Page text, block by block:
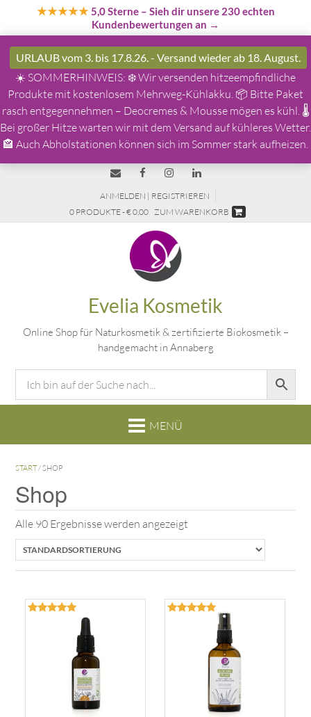
★★★★★5,0 Sterne– Sieh dir unsere 230 echten
Kundenbewertungen an →
URLAUB vom 3. bis 17.8.26. - Versand wieder ab 18. August.
☀️ SOMMERHINWEIS: ❄️ Wir versenden hitzeempfindliche
Produkte mit kostenlosem Mehrweg-Kühlakku. 📦 Bitte Paket
rasch entgegennehmen – Deocremes & Mousse mögen es kühl. 🌡️
Bei großer Hitze warten wir mit dem Versand auf kühleres Wetter.
🏤 Auch Abholstationen können sich im Sommer stark aufheizen.
ANMELDEN | REGISTRIEREN
0 PRODUKTE - € 0,00 ZUM WARENKORB
Evelia Kosmetik
Online Shop für Naturkosmetik & zertifizierte Biokosmetik –
handgemacht in Annaberg
START/ SHOP
Shop
Alle 90 Ergebnisse werden angezeigt